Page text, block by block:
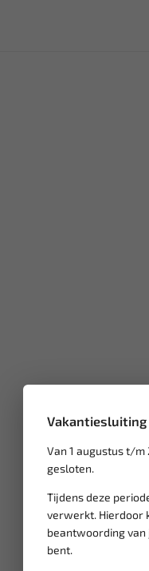
Vakantiesluiting
Van 1 augustus t/m
gesloten.
Tijdens deze
verwerkt. Hierdoor
beantwoording van
bent.